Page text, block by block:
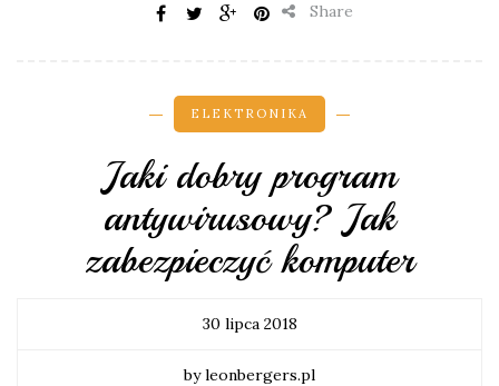
Share
ELEKTRONIKA
Jaki dobry program
antywirusowy? Jak
zabezpieczyć komputer
30 lipca 2018
by leonbergers.pl